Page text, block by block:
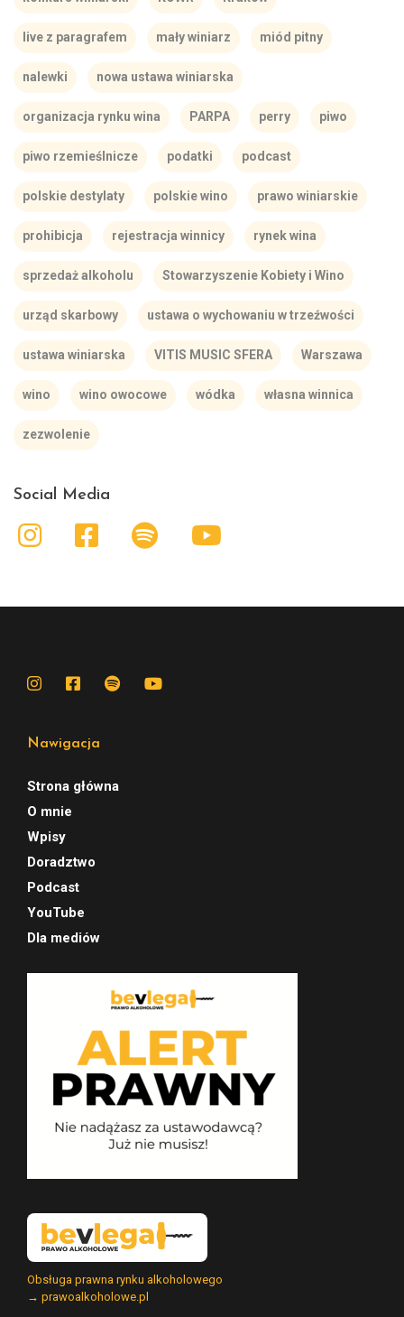
live z paragrafem mały winiarz miód pitny
nalewki nowa ustawa winiarska
organizacja rynku wina PARPA perry piwo
piwo rzemieślnicze podatki podcast
polskie destylaty polskie wino prawo winiarskie
prohibicja rejestracja winnicy rynek wina
sprzedaż alkoholu Stowarzyszenie Kobiety i Wino
urząd skarbowy ustawa o wychowaniu w trzeźwości
ustawa winiarska VITIS MUSIC SFERA Warszawa
wino wino owocowe wódka własna winnica
zezwolenie
Social Media
Nawigacja
Strona główna
O mnie
Wpisy
Doradztwo
Podcast
YouTube
Dla mediów
Obsługa prawna rynku alkoholowego
→ prawoalkoholowe.pl